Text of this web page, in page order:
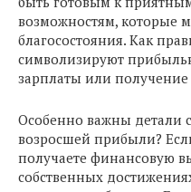
возможностям, которые
благосостояния. Как
символизируют
зарплаты или получение
Особенно важны детали
возросшей прибыли?
получаете финансовую
собственных